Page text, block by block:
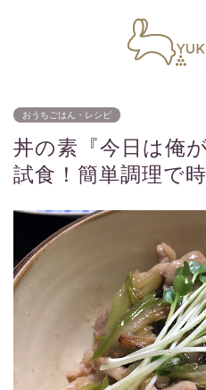
おうちごはん・レシピ
丼の素『今日は俺
試食！簡単調理で